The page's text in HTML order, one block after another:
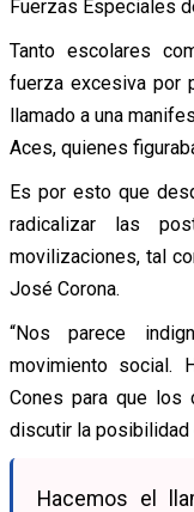
Fuerzas Especiales
Tanto escolares
fuerza excesiva por
llamado a una
Aces, quienes
Es por esto que
radicalizar las
movilizaciones, tal
José Corona.
“Nos parece
movimiento social.
Cones para que los
discutir la
Hacemos el